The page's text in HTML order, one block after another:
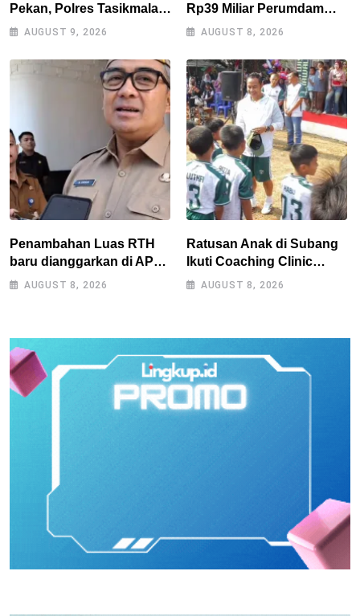
Pekan, Polres Tasikmalaya
Gencarkan Patroli Blue
AUGUST 9, 2026
Rp39 Miliar Perumdam
Tirta Darma Ayu Disorot,
Jabar Supervisi
AUGUST 8, 2026
Penambahan Luas RTH
baru dianggarkan di APBD
2027, Walikota tidak
AUGUST 8, 2026
Ratusan Anak di Subang
Ikuti Coaching Clinic
Bersama Legenda Persib
AUGUST 8, 2026